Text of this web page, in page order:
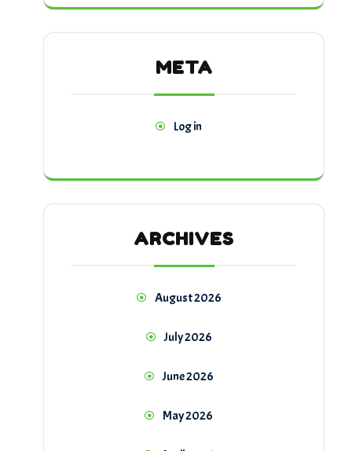
META
Log in
ARCHIVES
August 2026
July 2026
June 2026
May 2026